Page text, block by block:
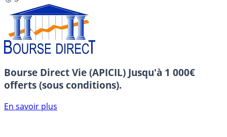
Bourse Direct Vie (APICIL) Jusqu'à 1 000€
offerts (sous conditions).
En savoir plus